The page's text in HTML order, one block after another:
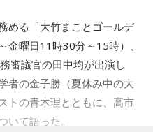
なMINAMI WHEEL PASS
す。
¥1,000（税込）を含みま
合、販売事務手数料を除
ASH / 奔走狂走局 / 前髪ぱ
Meg Bonus / Messy last
/ やさしいみらい / 夜叉子 /
/ 余生 / 夜々 / （夜
X / らそんぶる / Lanaruta /
/ Leina / RED in BLUE /
ありますか？
める「大竹まことゴールデ
金曜日11時30分～15時）、
審議官の田中均が出演し
者の金子勝（夏休み中の大
トの青木理とともに、高市
て語った。